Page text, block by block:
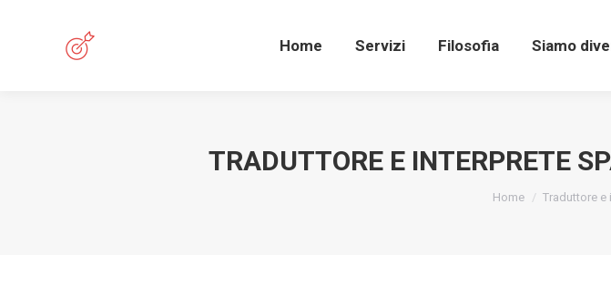
Home Servizi Filosofia Siamo
TRADUTTORE E INTERPRETE
You are here:
Home Traduttore